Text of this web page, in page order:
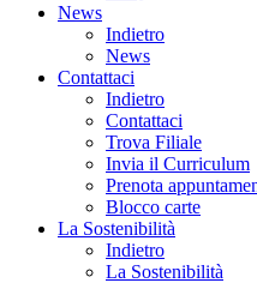
News
Indietro
News
Contattaci
Indietro
Contattaci
Trova Filiale
Invia il Curriculum
Prenota
Blocco carte
La Sostenibilità
Indietro
La Sostenibilità